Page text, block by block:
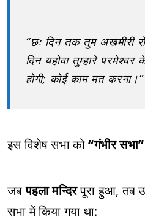
“छः दिन तक तुम अखमीरी
दिन यहोवा तुम्हारे
होगी; कोई काम मत करना।”
इस विशेष सभा को“गंभीर सभा”
जबपहला मन्दिरपूरा हुआ, तब
सभा में किया गया था: